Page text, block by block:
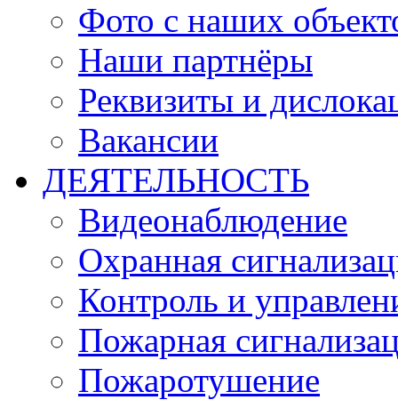
Фото с наших
Наши партнёры
Реквизиты и
Вакансии
ДЕЯТЕЛЬНОСТЬ
Видеонаблюдение
Охранная
Контроль и
Пожарная
Пожаротушение